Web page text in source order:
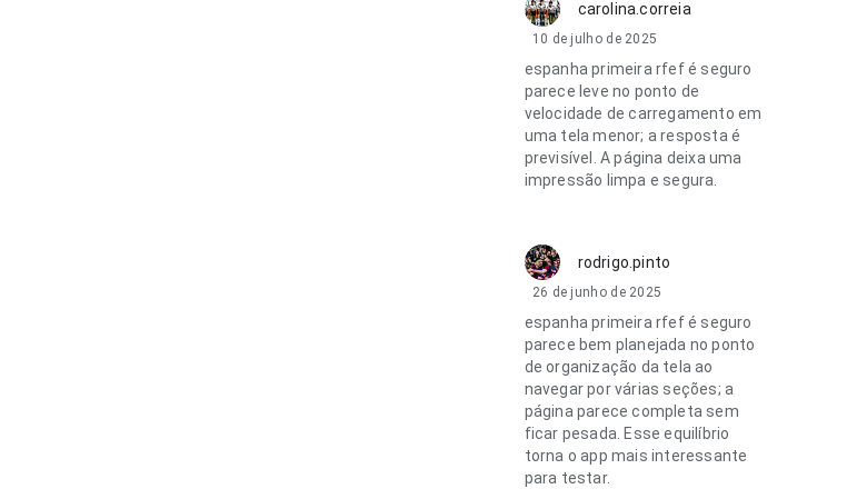
carolina.correia
10 de julho de 2025
espanha primeira rfef é seguro
parece leve no ponto de
velocidade de carregamento em
uma tela menor; a resposta é
previsível. A página deixa uma
impressão limpa e segura.
rodrigo.pinto
26 de junho de 2025
espanha primeira rfef é seguro
parece bem planejada no ponto
de organização da tela ao
navegar por várias seções; a
página parece completa sem
ficar pesada. Esse equilíbrio
torna o app mais interessante
para testar.